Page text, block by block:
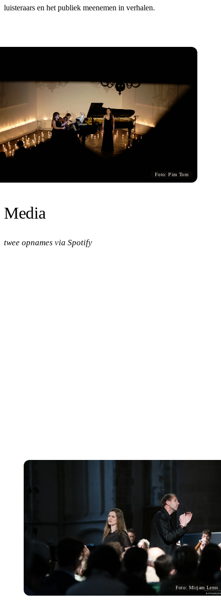
luisteraars en het publiek meenemen in verhalen.
Foto: Pim Torn
Media
twee opnames via Spotify
Foto: Mirjam Lems